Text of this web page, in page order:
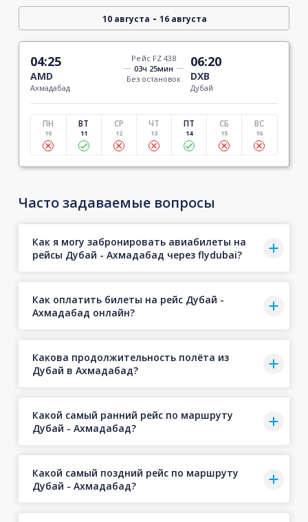
10 августа - 16 августа
04:25
AMD
Ахмадабад
Рейс FZ 438
03ч 25мин
Без остановок
06:20
DXB
Дубай
ПН
10
ВТ
11
СР
12
ЧТ
13
ПТ
14
СБ
15
ВС
16
Часто задаваемые вопросы
Как я могу забронировать авиабилеты на
рейсы Дубай - Ахмадабад через flydubai?
Как оплатить билеты на рейс Дубай -
Ахмадабад онлайн?
Какова продолжительность полёта из
Дубай в Ахмадабад?
Какой самый ранний рейс по маршруту
Дубай - Ахмадабад?
Какой самый поздний рейс по маршруту
Дубай - Ахмадабад?